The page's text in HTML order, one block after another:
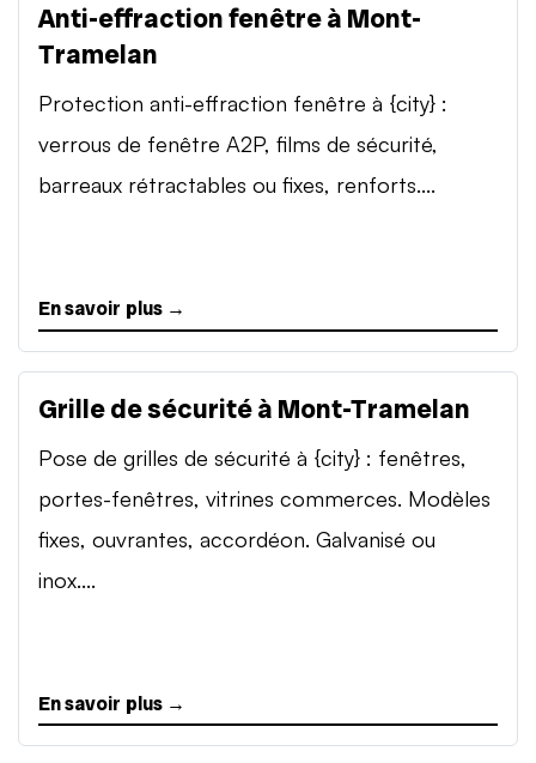
Anti-effraction fenêtre à Mont-
Tramelan
Protection anti-effraction fenêtre à {city} :
verrous de fenêtre A2P, films de sécurité,
barreaux rétractables ou fixes, renforts....
En savoir plus →
Grille de sécurité à Mont-Tramelan
Pose de grilles de sécurité à {city} : fenêtres,
portes-fenêtres, vitrines commerces. Modèles
fixes, ouvrantes, accordéon. Galvanisé ou
inox....
En savoir plus →